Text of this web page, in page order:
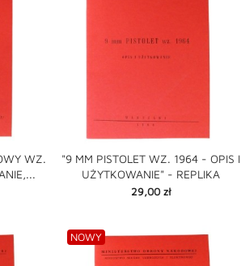
WZ.

"9 MM PISTOLET WZ. 1964 - OPIS I
UŻYTKOWANIE" - REPLIKA
Cena
29,00 zł
shopping_cart 
NOWY